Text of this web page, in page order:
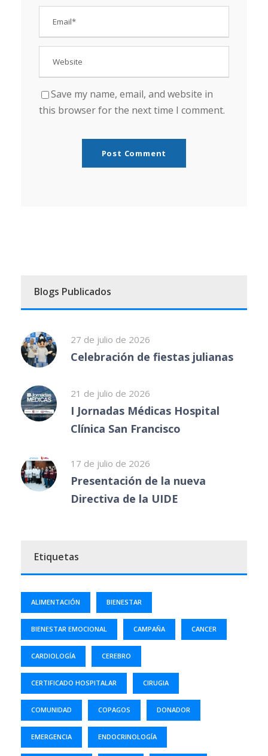
Save my name, email, and website in
this browser for the next time I comment.
Blogs Publicados
27 de julio de 2026
Celebración de fiestas julianas
21 de julio de 2026
I Jornadas Médicas Hospital
Clínica San Francisco
17 de julio de 2026
Presentación de la nueva
Directiva de la UIDE
Etiquetas
ALIMENTACIÓN BIENESTAR
BIENESTAR EMOCIONAL CAMPAÑA CANCER
CARDIOLOGÍA CEREBRO
CERTIFICADO HOSPITALAR CIRUGIA
COMUNIDAD COPAGOS DONADOR
EMERGENCIA ENDOCRINOLOGÍA